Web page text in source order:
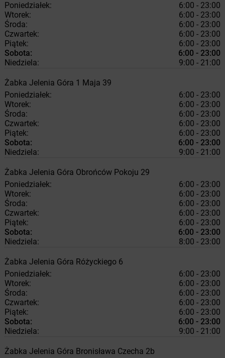
Poniedziałek:
6:00 - 23:00
Wtorek:
6:00 - 23:00
Środa:
6:00 - 23:00
Czwartek:
6:00 - 23:00
Piątek:
6:00 - 23:00
Sobota:
6:00 - 23:00
Niedziela:
9:00 - 21:00
Żabka Jelenia Góra 1 Maja 39
Poniedziałek:
6:00 - 23:00
Wtorek:
6:00 - 23:00
Środa:
6:00 - 23:00
Czwartek:
6:00 - 23:00
Piątek:
6:00 - 23:00
Sobota:
6:00 - 23:00
Niedziela:
9:00 - 21:00
Żabka Jelenia Góra Obrońców Pokoju 29
Poniedziałek:
6:00 - 23:00
Wtorek:
6:00 - 23:00
Środa:
6:00 - 23:00
Czwartek:
6:00 - 23:00
Piątek:
6:00 - 23:00
Sobota:
6:00 - 23:00
Niedziela:
8:00 - 23:00
Żabka Jelenia Góra Różyckiego 6
Poniedziałek:
6:00 - 23:00
Wtorek:
6:00 - 23:00
Środa:
6:00 - 23:00
Czwartek:
6:00 - 23:00
Piątek:
6:00 - 23:00
Sobota:
6:00 - 23:00
Niedziela:
9:00 - 21:00
Żabka Jelenia Góra Bronisława Czecha 2b